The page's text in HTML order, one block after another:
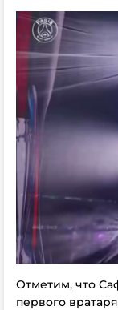
Отметим, что
первого